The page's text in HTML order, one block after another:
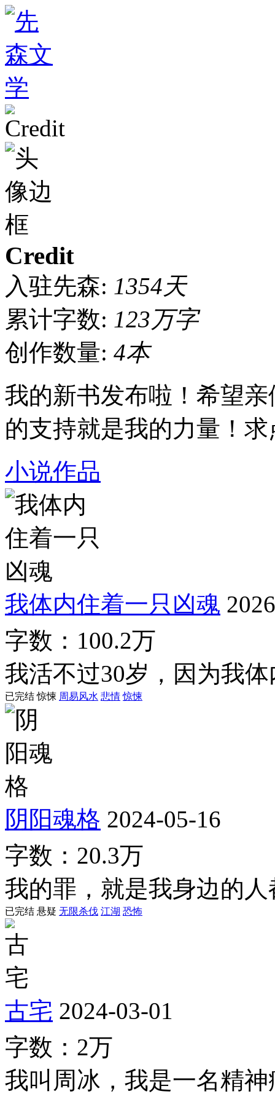
Credit
入驻先森: 1354天
累计字数: 123万字
创作数量: 4本
我的新书发布啦！希望
的支持就是我的力量！
小说作品
我体内住着一只凶魂
字数：100.2万
我活不过30岁，因为我
已完结 惊悚 周易风水 悲情 惊悚
阴阳魂格 2024-05-16
字数：20.3万
我的罪，就是我身边的
已完结 悬疑 无限杀伐 江湖 恐怖
古宅 2024-03-01
字数：2万
我叫周冰，我是一名精神